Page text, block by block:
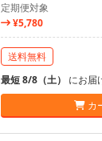
定期便対象
¥5,780
送料無料
最短 8/8（土） にお届
カ